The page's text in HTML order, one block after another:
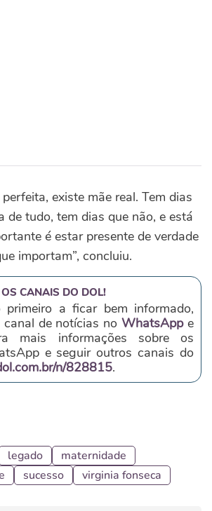
existe mãe real. Tem dias
de tudo, tem dias que não, e está
é estar presente de verdade
importam”, concluiu.
CANAIS DO DOL!
primeiro a ficar bem informado,
canal de notícias noWhatsAppe
mais informações sobre os
e seguir outros canais do
n/828815.
legado
maternidade
sucesso virginia fonseca